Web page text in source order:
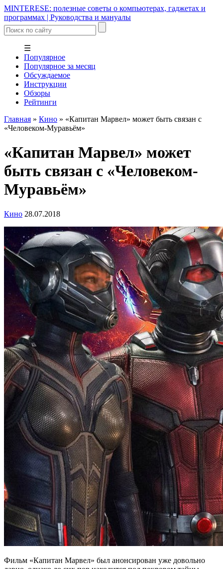
MINTERESE: полезные советы о компьютерах, гаджетах и
программах | Руководства и мануалы
☰
Популярное
Популярное за месяц
Обсуждаемое
Инструкции
Обзоры
Рейтинги
Главная » Кино » «Капитан Марвел» может быть связан с
«Человеком-Муравьём»
«Капитан Марвел» может
быть связан с «Человеком-
Муравьём»
Кино 28.07.2018
Фильм «Капитан Марвел» был анонсирован уже довольно